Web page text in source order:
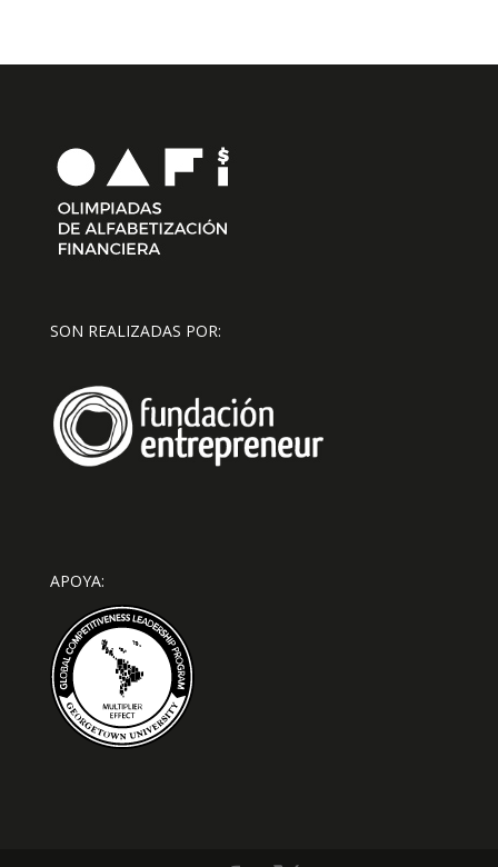
SON REALIZADAS POR:
APOYA: